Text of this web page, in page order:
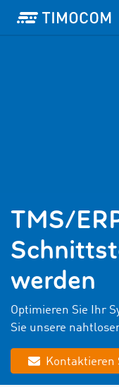
TMS/
werden
Optimieren Sie Ihr
Sie unsere
Kontaktieren